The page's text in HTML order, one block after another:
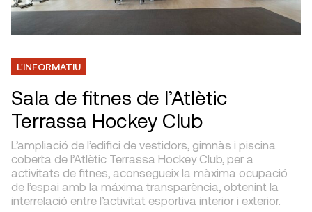
L'INFORMATIU
Sala de fitnes de l’Atlètic
Terrassa Hockey Club
L’ampliació de l’edifici de vestidors, gimnàs i piscina
coberta de l’Atlètic Terrassa Hockey Club, per a
activitats de fitnes, aconsegueix la màxima ocupació
de l’espai amb la máxima transparència, obtenint la
interrelació entre l’activitat esportiva interior i exterior.